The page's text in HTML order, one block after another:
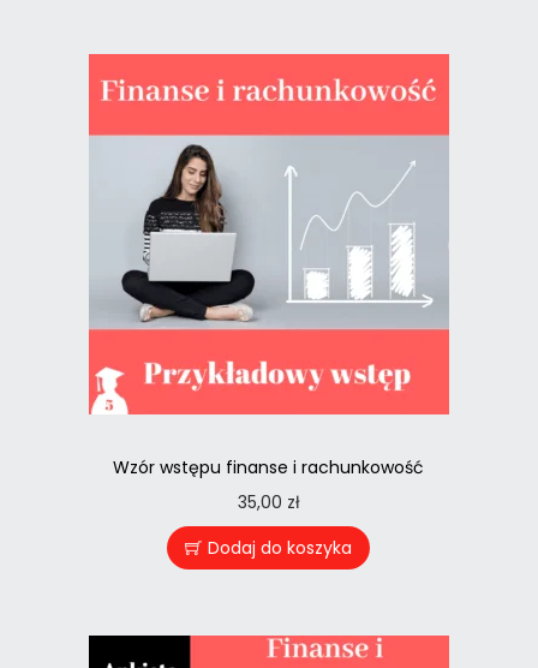
Wzór wstępu finanse i rachunkowość
35,00 zł
Dodaj do koszyka